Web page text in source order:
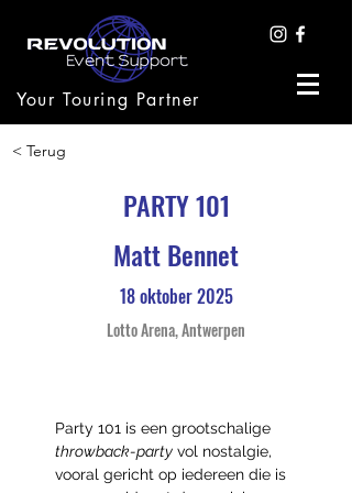
Your Touring Partner
< Terug
PARTY 101
Matt Bennet
18 oktober 2025
Lotto Arena, Antwerpen
Party 101 is een grootschalige
throwback-party vol nostalgie,
vooral gericht op iedereen die is